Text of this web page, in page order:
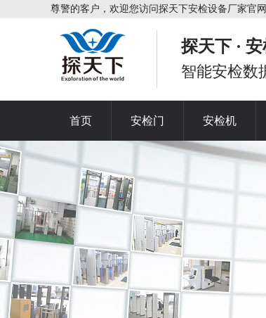
尊警的客户，欢迎您访问探天下安检设备厂家官网
探天下 ·
智能安检数
首页 安检门 安检机